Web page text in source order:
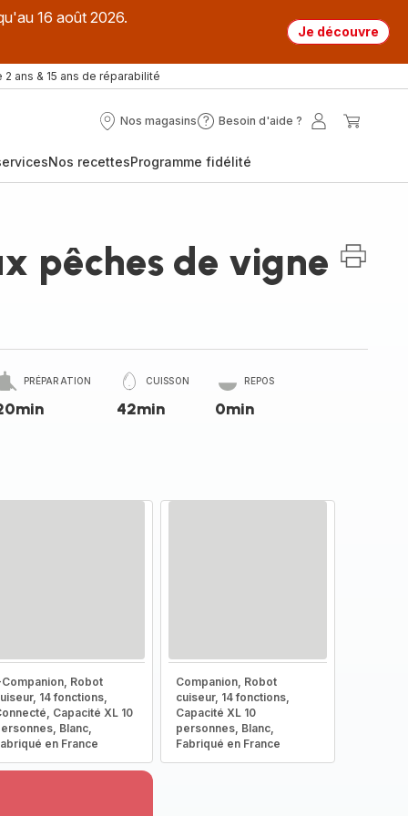
16 août 2026.
Je découvre
2 ans & 15 ans de réparabilité
Nos magasins
Nos
Besoin d'aide ?
Besoin
?
Mon
Nos recettesProgramme fidélité
pêches de vigne
PRÉPARATION CUISSON
42min
REPOS
0min
Robot
14 fonctions,
Capacité XL 10
Blanc,
en France
Companion, Robot
cuiseur, 14 fonctions,
Capacité XL 10
personnes, Blanc,
Fabriqué en France